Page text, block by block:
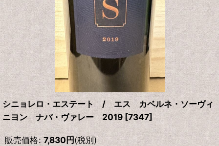
シニョレロ・エステート / エス カベルネ・ソーヴィ
ニヨン ナパ・ヴァレー 2019 [7347]
販売価格: 7,830円(税別)